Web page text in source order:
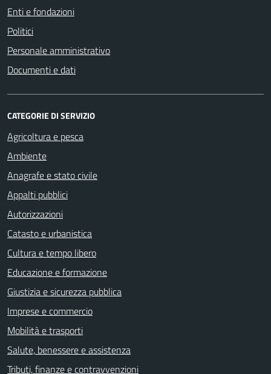
Enti e fondazioni
Politici
Personale amministrativo
Documenti e dati
CATEGORIE DI SERVIZIO
Agricoltura e pesca
Ambiente
Anagrafe e stato civile
Appalti pubblici
Autorizzazioni
Catasto e urbanistica
Cultura e tempo libero
Educazione e formazione
Giustizia e sicurezza pubblica
Imprese e commercio
Mobilità e trasporti
Salute, benessere e assistenza
Tributi, finanze e contravvenzioni